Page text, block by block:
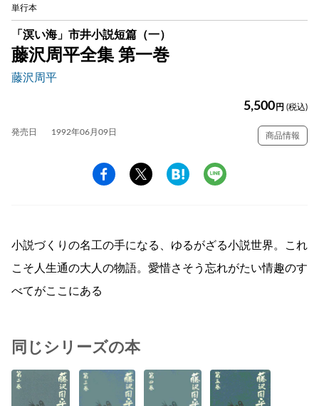
単行本
「溟い海」市井小説短篇（一）
藤沢周平全集 第一巻
藤沢周平
5,500 円 (税込)
発売日 1992年06月09日 商品情報
小説づくりの名工の手になる、ゆるがざる小説世界。これ
こそ人生通の大人の物語。愛惜さそう忘れがたい情趣のす
べてがここにある
同じシリーズの本